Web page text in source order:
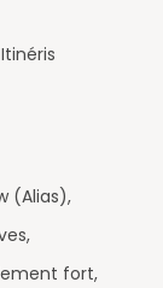
(Alias),
fort,